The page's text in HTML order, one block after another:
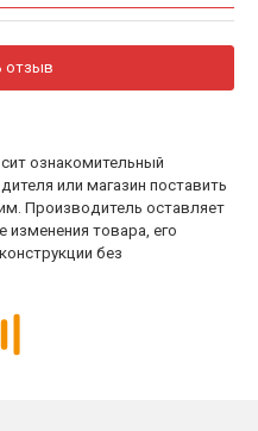
отзыв
ознакомительный
или магазин поставить
Производитель оставляет
изменения товара, его
без